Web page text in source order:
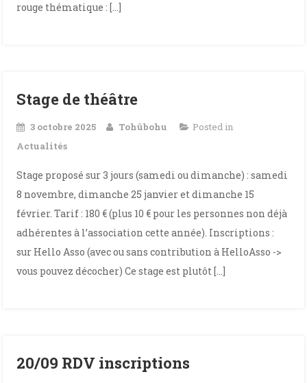
rouge thématique : […]
Stage de théâtre
3 octobre 2025 Tohûbohu
Posted in
Actualités
Stage proposé sur 3 jours (samedi ou dimanche) : samedi
8 novembre, dimanche 25 janvier et dimanche 15
février. Tarif : 180 € (plus 10 € pour les personnes non déjà
adhérentes à l’association cette année). Inscriptions :
sur Hello Asso (avec ou sans contribution à HelloAsso ->
vous pouvez décocher) Ce stage est plutôt […]
20/09 RDV inscriptions